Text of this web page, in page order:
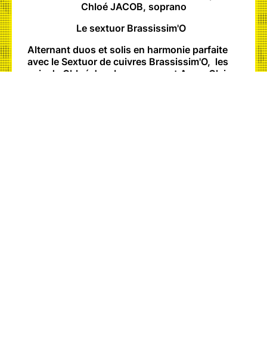
Chloé JACOB, soprano
Le sextuor Brassissim'O
Alternant duos et solis en harmonie parfaite
avec le Sextuor de cuivres Brassissim'O, les
voix de Chloé Jacob, soprano, et Anne-Claire